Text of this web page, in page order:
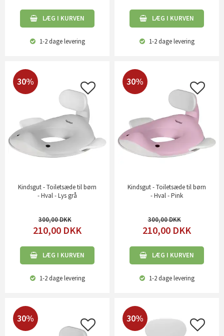
LÆG I KURVEN
1-2 dagelevering
LÆG I KURVEN
1-2 dagelevering
30%
Kindsgut - Toiletsæde til børn
- Hval - Lys grå
300,00
210,00 DKK
LÆG I KURVEN
1-2 dagelevering
30%
Kindsgut - Toiletsæde til børn
- Hval - Pink
300,00
210,00 DKK
LÆG I KURVEN
1-2 dagelevering
30% 30%